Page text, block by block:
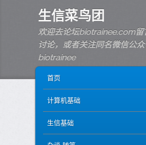
生信菜鸟团
欢迎去论坛biotrainee.com留
讨论，或者关注同名微信公
biotrainee
SKIP TO PRIMARY CONTENT
SKIP TO SECONDARY
首页
计算机基础
生信基础